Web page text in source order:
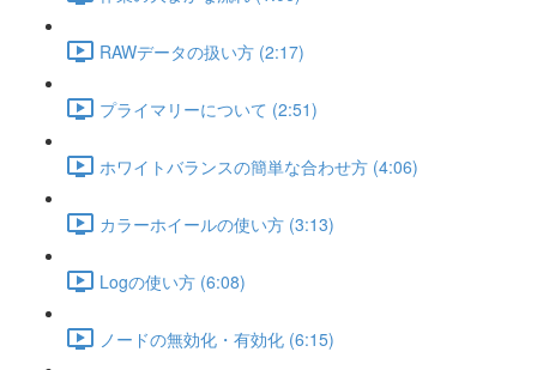
RAWデータの扱い方 (2:17)
プライマリーについて (2:51)
ホワイトバランスの簡単な合わせ方 (4:06)
カラーホイールの使い方 (3:13)
Logの使い方 (6:08)
ノードの無効化・有効化 (6:15)